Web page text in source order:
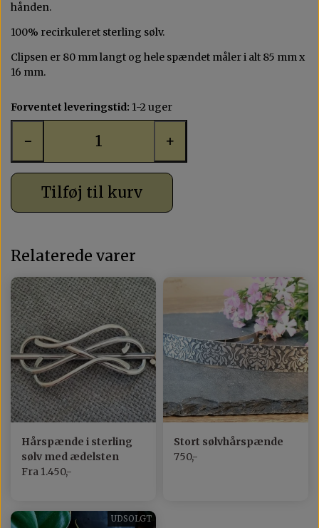
KVARTS
hånden.
100% recirkuleret sterling sølv.
Clipsen er 80 mm langt og hele spændet måler i alt 85 mm x
16 mm.
Forventet leveringstid: 1-2 uger
− +
Tilføj til kurv
Relaterede varer
Hårspænde i sterling
sølv med ædelsten
Fra 1.450,-
Stort sølvhårspænde
750,-
UDSOLGT